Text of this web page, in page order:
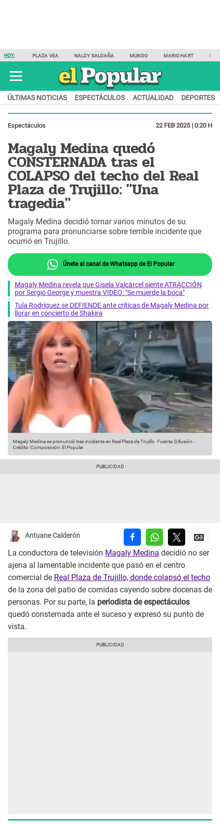
HOY: PLAZA VEA NALDY SALDAÑA MUNDO MARIO HART
ÚLTIMAS NOTICIAS ESPECTÁCULOS ACTUALIDAD DEPORTES
Espectáculos 22 FEB 2025 | 0:20 H
Magaly Medina quedó
CONSTERNADA tras el
COLAPSO del techo del Real
Plaza de Trujillo: "Una
tragedia"
Magaly Medina decidió tomar varios minutos de su
programa para pronunciarse sobre terrible incidente que
ocurrió en Trujillo.
Únete al canal de Whatsapp de El Popular
Magaly Medina revela que Gisela Valcárcel siente ATRACCIÓN
por Sergio George y muestra VIDEO: "Se muerde la boca"
Tula Rodríguez se DEFIENDE ante críticas de Magaly Medina por
llorar en concierto de Shakira
Magaly Medina se pronunció tras incidente en Real Plaza de Trujillo. Fuente: Difusión -
Crédito: Composición: El Popular
Antuane Calderón
La conductora de televisión Magaly Medina decidió no ser
ajena al lamentable incidente que pasó en el centro
comercial de Real Plaza de Trujillo, donde colapsó el techo
de la zona del patio de comidas cayendo sobre docenas de
personas. Por su parte, la periodista de espectáculos
quedó consternada ante el suceso y expresó su punto de
vista.